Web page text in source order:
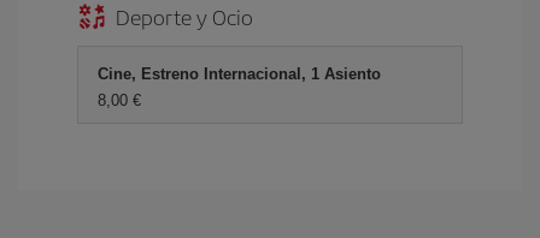
Deporte y Ocio
Cine, Estreno Internacional, 1 Asiento
8,00 €